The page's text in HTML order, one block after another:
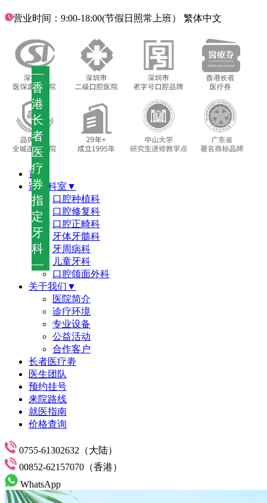
—
香
港
长
者
医
疗
券
指
定
牙
科
—
营业时间：9:00-18:00(节假日照常上班） 繁体中文
首页
诊疗科室▼
口腔种植科
口腔修复科
口腔正畸科
牙体牙髓科
牙周病科
儿童牙科
口腔颌面外科
关于我们▼
医院简介
诊疗环境
专业设备
公益活动
合作客户
长者医疗劵
医生团队
预约挂号
来院路线
就医指南
价格查询
0755-61302632（大陆）
00852-62157070（香港）
WhatsApp